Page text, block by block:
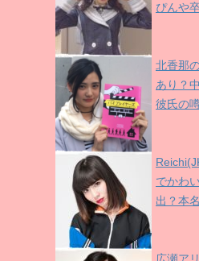
ぴんや
北香那
あり？
彼氏の
でかわ
出？本